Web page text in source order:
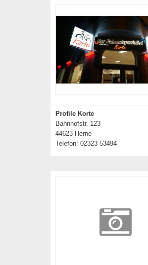
Details zum Händler
Profile Korte
Bahnhofstr. 123
44623 Herne
Telefon: 02323 53494